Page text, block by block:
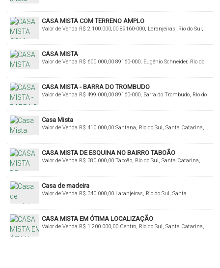
CASA MISTA COM TERRENO AMPLO
R$ 2.100.000,00
Valor de Venda
89160-000, Laranjeiras, Rio do Sul,
CASA MISTA
R$ 600.000,00
Valor de Venda
89160-000, Eugênio Schneider, Rio do
CASA MISTA - BARRA DO TROMBUDO
R$ 499.000,00
Valor de Venda
89160-000, Barra do Trombudo, Rio do
Casa Mista
R$ 410.000,00
Valor de Venda
Santana, Rio do Sul, Santa Catarina,
CASA MISTA DE ESQUINA NO BAIRRO TABOÃO
R$ 380.000,00
Valor de Venda
Taboão, Rio do Sul, Santa Catarina,
Casa de madeira
R$ 340.000,00
Valor de Venda
Laranjeiras, Rio do Sul, Santa
CASA MISTA EM ÓTIMA LOCALIZAÇÃO
R$ 1.200.000,00
Valor de Venda
Centro, Rio do Sul, Santa Catarina,